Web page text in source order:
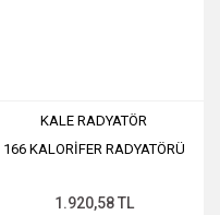
KALE RADYATÖR
166 KALORİFER RADYATÖRÜ
1.920,58 TL